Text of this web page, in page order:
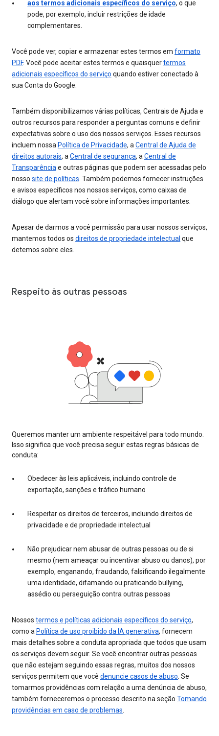
aos termos adicionais específicos do serviço, o que
pode, por exemplo, incluir restrições de idade
complementares.
Você pode ver, copiar e armazenar estes termos em formato
PDF. Você pode aceitar estes termos e quaisquertermos
adicionais específicos do serviço quando estiver conectado à
sua Conta do Google.
Também disponibilizamos várias políticas, Centrais de Ajuda e
outros recursos para responder a perguntas comuns e definir
expectativas sobre o uso dos nossos serviços. Esses recursos
incluem nossa Política de Privacidade, a Central de Ajuda de
direitos autorais, a Central de segurança, a Central de
Transparência e outras páginas que podem ser acessadas pelo
nosso site de políticas . Também podemos fornecer instruções
e avisos específicos nos nossos serviços, como caixas de
diálogo que alertam você sobre informações importantes.
Apesar de darmos a você permissão para usar nossos serviços,
mantemos todos os direitos de propriedade intelectual que
detemos sobre eles.
Respeito às outras pessoas
Queremos manter um ambiente respeitável para todo mundo.
Isso significa que você precisa seguir estas regras básicas de
conduta:
Obedecer às leis aplicáveis, incluindo controle de
exportação, sanções e tráfico humano
Respeitar os direitos de terceiros, incluindo direitos de
privacidade e de propriedade intelectual
Não prejudicar nem abusar de outras pessoas ou de si
mesmo (nem ameaçar ou incentivar abuso ou danos), por
exemplo, enganando, fraudando, falsificando ilegalmente
uma identidade, difamando ou praticando bullying,
assédio ou perseguição contra outras pessoas
Nossos termos e políticas adicionais específicos do serviço,
como a Política de uso proibido da IA generativa, fornecem
mais detalhes sobre a conduta apropriada que todos que usam
os serviços devem seguir. Se você encontrar outras pessoas
que não estejam seguindo essas regras, muitos dos nossos
serviços permitem que você denuncie casos de abuso. Se
tomarmos providências com relação a uma denúncia de abuso,
também forneceremos o processo descrito na seção Tomando
providências em caso de problemas.